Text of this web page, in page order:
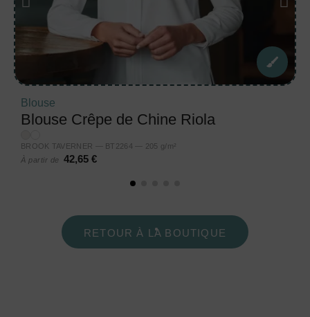
Blouse
Blouse Crêpe de Chine Riola
BROOK TAVERNER — BT2264 — 205 g/m²
À partir de
42,65 €
RETOUR À LA BOUTIQUE